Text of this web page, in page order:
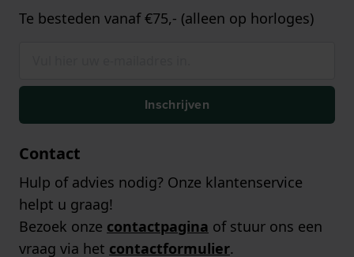
Te besteden vanaf €75,- (alleen op horloges)
Inschrijven
Contact
Hulp of advies nodig? Onze klantenservice
helpt u graag!
Bezoek onze contactpagina of stuur ons een
vraag via het contactformulier.